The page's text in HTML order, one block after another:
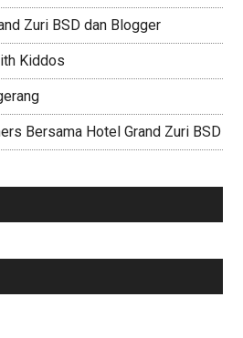
Zuri BSD dan Blogger
Kiddos
Bersama Hotel Grand Zuri BSD